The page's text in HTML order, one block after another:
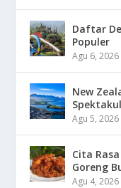
Daftar
Populer
Agu 6, 2026
New
Agu 5, 2026
Cita
Goreng
Agu 4, 2026